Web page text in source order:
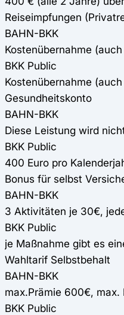
Reiseimpfungen
BAHN-BKK
Kostenübernahme
BKK Public
Kostenübernahme
Gesundheitskonto
BAHN-BKK
Diese Leistung wird
BKK Public
400 Euro pro
Bonus für selbst
BAHN-BKK
3 Aktivitäten je 30€,
BKK Public
je Maßnahme gibt es
Wahltarif Selbstbehalt
BAHN-BKK
max.Prämie 600€, max.
BKK Public